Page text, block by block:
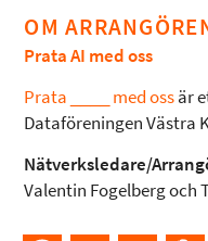
OM
Prata AI med oss
Prata ____ med ossär
Dataföreningen Västra
Nätverksledare/
Valentin Fogelberg och